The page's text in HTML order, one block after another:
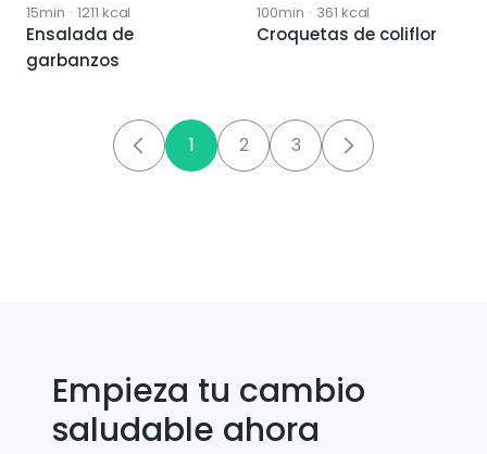
15min · 1211 kcal
Ensalada de
garbanzos
100min · 361 kcal
Croquetas de coliflor
1 2 3
Empieza tu cambio
saludable ahora